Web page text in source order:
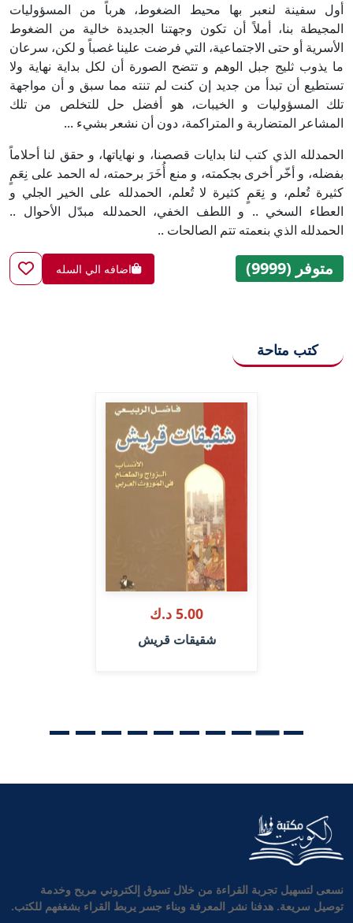
أول سفينة لنعبر بها محيط الضغوط، هرباً من المسؤوليات
المجيطة بنا، أملاً أن تكون وجهتنا الجديدة خالية من الضغوط
الأسرية أو حتى الاجتماعية، التي فرضت علينا غصباً و لكن، سرعان
ما يذوب ثليج جبل الوهم و تتضح الصورة أن لكل بداية نهاية ولا
تستطيع أن تبدأ من جديد إن كنت لم تنته مما سبق و أن مواجهة
تلك المسؤوليات و الخيبات، هو أفضل حل للتخلص من تلك
المشاعر المتضاربة و المتراكمة، دون أن نشعر بشيء ...
الحمدلله الذي كتب لنا بدايات قصصنا، و نهاياتها، و حقق لنا أحلاماً
بفضله، و أخّر أخرى بجكمته، و منع أُخَرَ برحمته، له الحمد على نِعَمٍ
كثيرة تُعلم، و نِعَمٍ كثيرة لا تُعلم، الحمدلله على الخير الجلي و
العطاء السخي .. و اللطف الخفي، الحمدلله مبدّل الأحوال ..
الحمدلله الذي بنعمته تتم الصالحات ..
متوفر (9999) اضافه الي السله
كتب متاحة
5.00 د.ك
شقيقات قريش
نسعى لتسهيل تجربة القراءة من خلال تسوق إلكتروني مريح وخدمة
توصيل سريعة. هدفنا نشر المعرفة وبناء جسر يربط القراء بشغفهم للكتب.